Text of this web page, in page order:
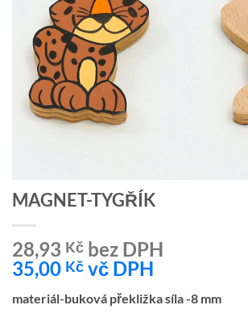
MAGNET-TYGŘÍK
28,93 Kč bez DPH
35,00 Kč vč DPH
materiál-buková překližka síla -8 mm